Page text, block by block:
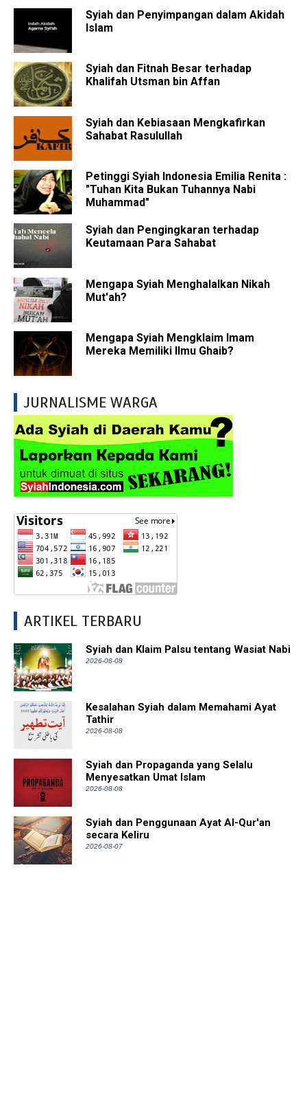
Syiah dan Penyimpangan dalam Akidah
Islam
Syiah dan Fitnah Besar terhadap
Khalifah Utsman bin Affan
Syiah dan Kebiasaan Mengkafirkan
Sahabat Rasulullah
Petinggi Syiah Indonesia Emilia Renita :
"Tuhan Kita Bukan Tuhannya Nabi
Muhammad"
Syiah dan Pengingkaran terhadap
Keutamaan Para Sahabat
Mengapa Syiah Menghalalkan Nikah
Mut'ah?
Mengapa Syiah Mengklaim Imam
Mereka Memiliki Ilmu Ghaib?
JURNALISME WARGA
ARTIKEL TERBARU
Syiah dan Klaim Palsu tentang Wasiat Nabi
2026-08-08
Kesalahan Syiah dalam Memahami Ayat
Tathir
2026-08-08
Syiah dan Propaganda yang Selalu
Menyesatkan Umat Islam
2026-08-08
Syiah dan Penggunaan Ayat Al-Qur'an
secara Keliru
2026-08-07